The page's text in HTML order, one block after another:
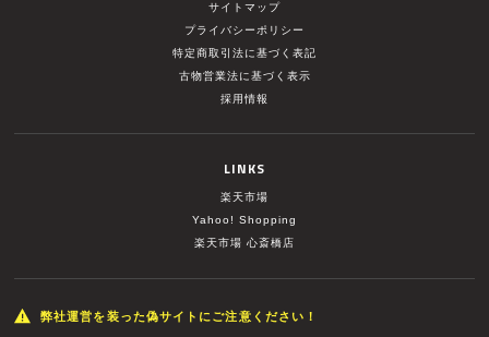
サイトマップ
プライバシーポリシー
特定商取引法に基づく表記
古物営業法に基づく表示
採用情報
LINKS
楽天市場
Yahoo! Shopping
楽天市場 心斎橋店
弊社運営を装った偽サイトにご注意ください！